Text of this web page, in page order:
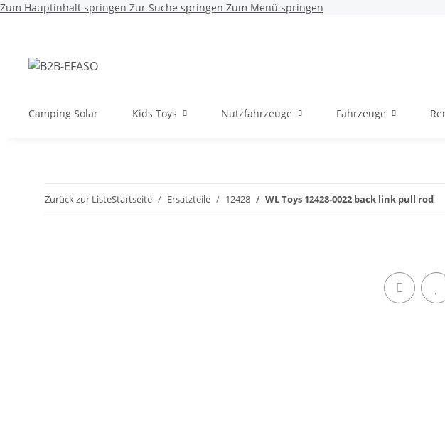
Zum Hauptinhalt springen Zur Suche springen Zum Menü springen
Camping Solar Kids Toys Nutzfahrzeuge Fahrzeuge
Zurück zur ListeStartseite Ersatzteile 12428 WL Toys 12428-0022 back link pull rod